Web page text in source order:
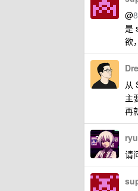
@
是
欲
从
主
再
请